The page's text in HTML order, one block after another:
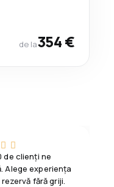
de la354 €
de clienți ne
Alege experiența
fără griji.